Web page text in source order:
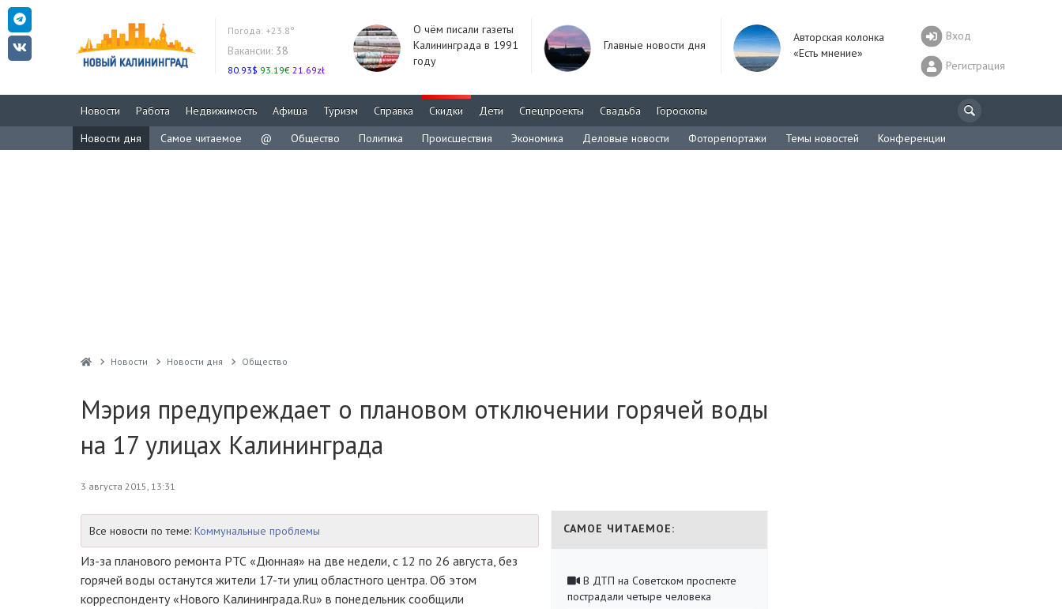
Погода: +23.8°
Вакансии: 38
80.93$ 93.19€ 21.69zł
О чём писали газеты
Калининграда в 1991
году
Главные новости дня
Авторская колонка
«Есть мнение»
Вход
Регистрация
Новости Работа Недвижимость Афиша Туризм Справка Скидки Дети Спецпроекты Свадьба
Гороскопы
Новости дня
Самое читаемое @ Общество Политика Происшествия Экономика Деловые новости Фоторепортажи Темы новостей Конференции
Новости Новости дня Общество
Мэрия предупреждает о плановом отключении горячей воды
на 17 улицах Калининграда
3 августа 2015, 13:31
Все новости по теме: Коммунальные проблемы
Из-за планового ремонта РТС «Дюнная» на две недели, с 12 по 26 августа, без
горячей воды останутся жители 17-ти улиц областного центра. Об этом
корреспонденту «Нового Калининграда.Ru» в понедельник сообщили
САМОЕ ЧИТАЕМОЕ:
В ДТП на Советском проспекте
пострадали четыре человека